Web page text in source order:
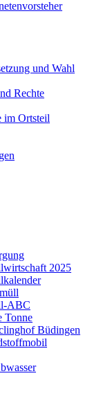
und Wahl
Rechte
im Ortsteil
2025
ABC
Tonne
Büdingen